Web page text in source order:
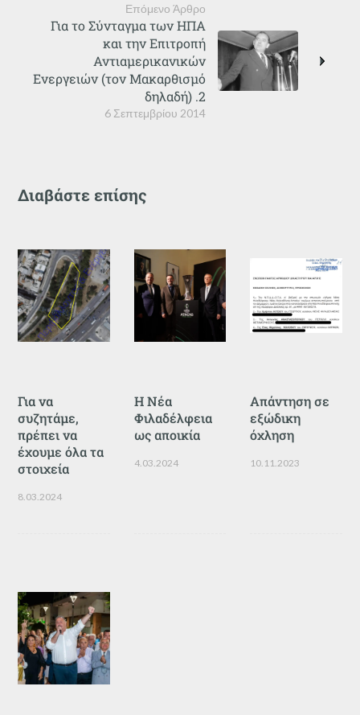
Επόμενο Άρθρο
6 Σεπτεμβρίου 2014
Για το Σύνταγμα των ΗΠΑ
και την Επιτροπή
Αντιαμερικανικών
Ενεργειών (τον Μακαρθισμό
δηλαδή) .2
Διαβάστε επίσης
Για να
συζητάμε,
πρέπει να
έχουμε όλα τα
στοιχεία
8.03.2024
Η Νέα
Φιλαδέλφεια
ως αποικία
4.03.2024
Απάντηση σε
εξώδικη
όχληση
10.11.2023